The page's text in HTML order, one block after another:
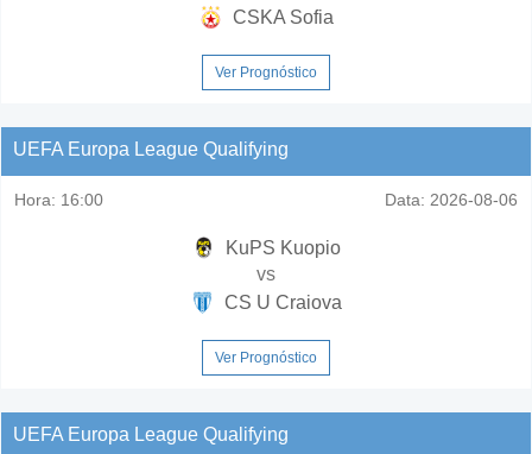
CSKA Sofia
Ver Prognóstico
UEFA Europa League Qualifying
Hora: 16:00 Data: 2026-08-06
KuPS Kuopio
vs
CS U Craiova
Ver Prognóstico
UEFA Europa League Qualifying